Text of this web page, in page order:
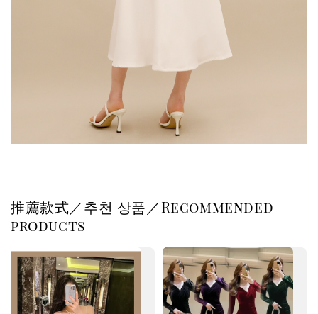
推薦款式／추천 상품／Recommended
products